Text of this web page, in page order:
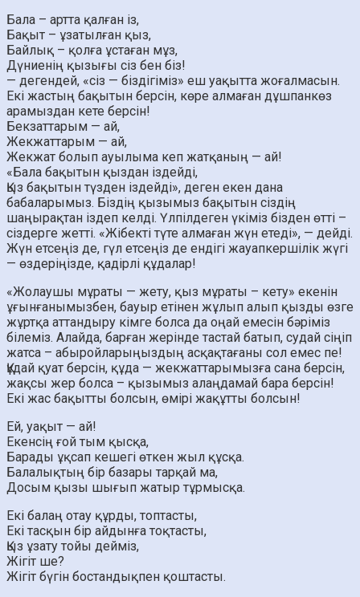
Бала – артта қалған із,
Бақыт – ұзатылған қыз,
Байлық – қолға ұстаған мұз,
Дүниенің қызығы сіз бен біз!
— дегендей, «сіз — біздігіміз» еш уақытта жоғалмасын.
Екі жастың бақытын берсін, көре алмаған дұшпанкөз
арамыздан кете берсін!
Бекзаттарым — ай,
Жекжаттарым — ай,
Жекжат болып ауылыма кеп жатқаның — ай!
«Бала бақытын қыздан іздейді,
Қыз бақытын түзден іздейді», деген екен дана
бабаларымыз. Біздің қызымыз бақытын сіздің
шаңырақтан іздеп келді. Үлпілдеген үкіміз бізден өтті –
сіздерге жетті. «Жібекті түте алмаған жүн етеді», — дейді.
Жүн етсеңіз де, гүл етсеңіз де ендігі жауапкершілік жүгі
— өздеріңізде, қадірлі құдалар!
«Жолаушы мұраты — жету, қыз мұраты – кету» екенін
ұғынғанымызбен, бауыр етінен жұлып алып қызды өзге
жұртқа аттандыру кімге болса да оңай емесін бәріміз
білеміз. Алайда, барған жерінде тастай батып, судай сіңіп
жатса – абыройларыңыздың асқақтағаны сол емес пе!
Құдай қуат берсін, құда — жекжаттарымызға сана берсін,
жақсы жер болса – қызымыз алаңдамай бара берсін!
Екі жас бақытты болсын, өмірі жақұтты болсын!
Ей, уақыт — ай!
Екенсің ғой тым қысқа,
Барады ұқсап кешегі өткен жыл құсқа.
Балалықтың бір базары тарқай ма,
Досым қызы шығып жатыр тұрмысқа.
Екі балаң отау құрды, топтасты,
Екі тасқын бір айдынға тоқтасты,
Қыз ұзату тойы дейміз,
Жігіт ше?
Жігіт бүгін бостандықпен қоштасты.